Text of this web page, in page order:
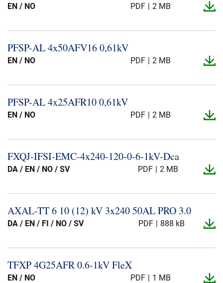
EN / NO PDF 2 MB
PFSP-​AL 4x50AFV16 0,61kV
EN / NO PDF 2 MB
PFSP-​AL 4x25AFR10 0,61kV
EN / NO PDF 2 MB
FXQJ-​IFSI-​EMC-​4x240-​120-​0-​6-​1kV-​Dca
DA / EN / NO / SV PDF 2 MB
AXAL-​TT 6 10 (12) kV 3x240 50AL PRO 3.​0
DA / EN / FI / NO / SV PDF 888 kB
TFXP 4G25AFR 0.​6-​1kV FleX
EN / NO PDF 1 MB